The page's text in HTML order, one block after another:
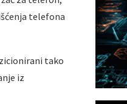
telefona
tako
iz